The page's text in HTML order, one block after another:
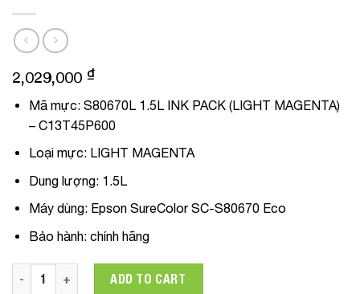
2,029,000 ₫
Mã mực: S80670L 1.5L INK PACK (LIGHT MAGENTA)
– C13T45P600
Loại mực: LIGHT MAGENTA
Dung lượng: 1.5L
Máy dùng: Epson SureColor SC-S80670 Eco
Bảo hành: chính hãng
C13T45P600 Mực In Epson T45P 1.5L INK PACK(LIGHT
ADD TO CART